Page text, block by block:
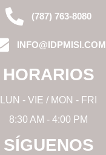
(787) 763-8080
INFO@IDPMISI.COM
HORARIOS
LUN - VIE / MON - FRI
8:30 AM - 4:00 PM
SÍGUENOS